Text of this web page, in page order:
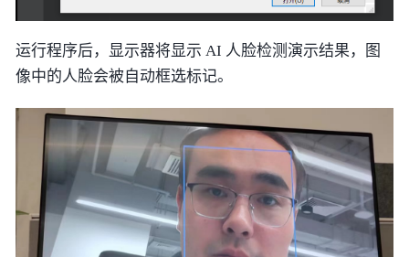
运行程序后，显示器将显示 AI 人脸检测演示结果，图
像中的人脸会被自动框选标记。